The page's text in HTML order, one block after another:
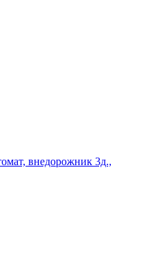
внедорожник 3д.,